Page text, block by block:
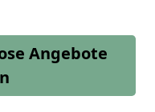
Angebote